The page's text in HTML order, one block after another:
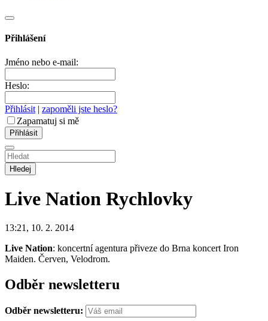
Přihlášení
Jméno nebo e-mail:
Heslo:
Přihlásit | zapoměli jste heslo?
Zapamatuj si mě
Hledej
Live Nation Rychlovky
13:21, 10. 2. 2014
Live Nation: koncertní agentura přiveze do Brna koncert Iron
Maiden. Červen, Velodrom.
Odběr newsletteru
Odběr newsletteru: